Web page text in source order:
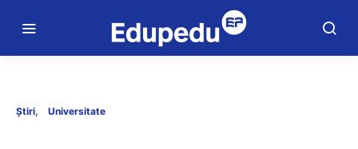
Știri Universitate